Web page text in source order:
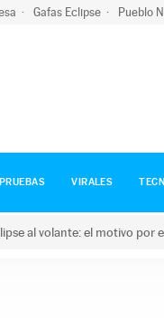
Gafas Eclipse Pueblo
PRUEBAS VIRALES
al volante: el motivo